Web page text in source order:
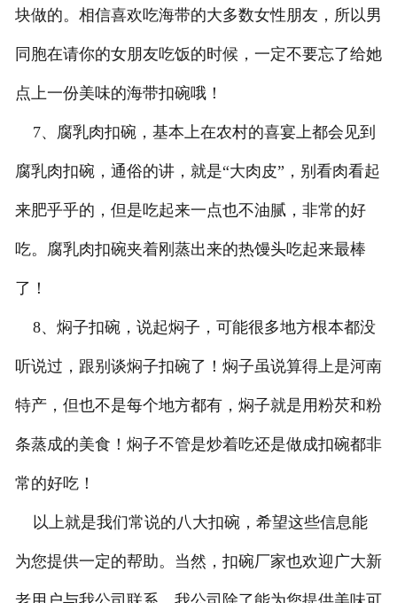
块做的。相信喜欢吃海带的大多数女性朋友，所以男
同胞在请你的女朋友吃饭的时候，一定不要忘了给她
点上一份美味的海带扣碗哦！
7、腐乳肉扣碗，基本上在农村的喜宴上都会见到
腐乳肉扣碗，通俗的讲，就是“大肉皮”，别看肉看起
来肥乎乎的，但是吃起来一点也不油腻，非常的好
吃。腐乳肉扣碗夹着刚蒸出来的热馒头吃起来最棒
了！
8、焖子扣碗，说起焖子，可能很多地方根本都没
听说过，跟别谈焖子扣碗了！焖子虽说算得上是河南
特产，但也不是每个地方都有，焖子就是用粉芡和粉
条蒸成的美食！焖子不管是炒着吃还是做成扣碗都非
常的好吃！
以上就是我们常说的八大扣碗，希望这些信息能
为您提供一定的帮助。当然，扣碗厂家也欢迎广大新